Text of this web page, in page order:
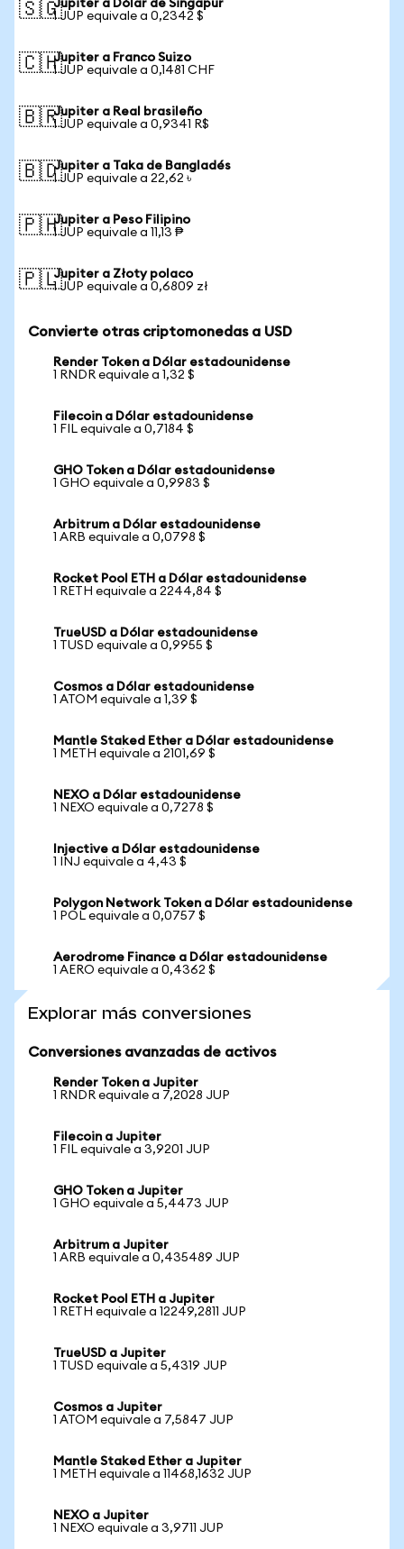
🇸🇬Jupiter a Dólar de Singapur
1 JUP equivale a 0,2342 $
🇨🇭Jupiter a Franco Suizo
1 JUP equivale a 0,1481 CHF
🇧🇷Jupiter a Real brasileño
1 JUP equivale a 0,9341 R$
🇧🇩Jupiter a Taka de Bangladés
1 JUP equivale a 22,62 ৳
🇵🇭Jupiter a Peso Filipino
1 JUP equivale a 11,13 ₱
🇵🇱Jupiter a Złoty polaco
1 JUP equivale a 0,6809 zł
Convierte otras criptomonedas a USD
Render Token a Dólar estadounidense
1 RNDR equivale a 1,32 $
Filecoin a Dólar estadounidense
1 FIL equivale a 0,7184 $
GHO Token a Dólar estadounidense
1 GHO equivale a 0,9983 $
Arbitrum a Dólar estadounidense
1 ARB equivale a 0,0798 $
Rocket Pool ETH a Dólar estadounidense
1 RETH equivale a 2244,84 $
TrueUSD a Dólar estadounidense
1 TUSD equivale a 0,9955 $
Cosmos a Dólar estadounidense
1 ATOM equivale a 1,39 $
Mantle Staked Ether a Dólar estadounidense
1 METH equivale a 2101,69 $
NEXO a Dólar estadounidense
1 NEXO equivale a 0,7278 $
Injective a Dólar estadounidense
1 INJ equivale a 4,43 $
Polygon Network Token a Dólar estadounidense
1 POL equivale a 0,0757 $
Aerodrome Finance a Dólar estadounidense
1 AERO equivale a 0,4362 $
Explorar más conversiones
Conversiones avanzadas de activos
Render Token a Jupiter
1 RNDR equivale a 7,2028 JUP
Filecoin a Jupiter
1 FIL equivale a 3,9201 JUP
GHO Token a Jupiter
1 GHO equivale a 5,4473 JUP
Arbitrum a Jupiter
1 ARB equivale a 0,435489 JUP
Rocket Pool ETH a Jupiter
1 RETH equivale a 12249,2811 JUP
TrueUSD a Jupiter
1 TUSD equivale a 5,4319 JUP
Cosmos a Jupiter
1 ATOM equivale a 7,5847 JUP
Mantle Staked Ether a Jupiter
1 METH equivale a 11468,1632 JUP
NEXO a Jupiter
1 NEXO equivale a 3,9711 JUP